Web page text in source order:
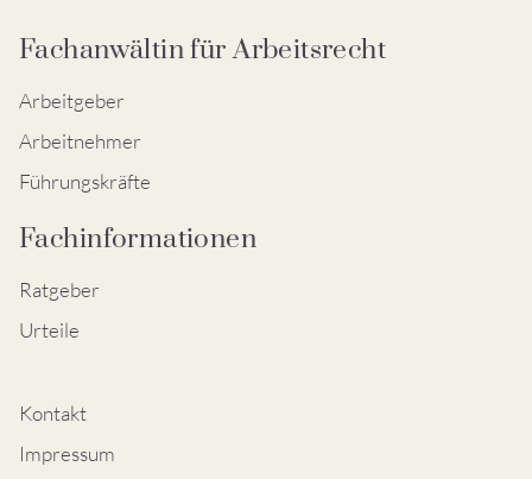
Fachanwältin für Arbeitsrecht
Arbeitgeber
Arbeitnehmer
Führungskräfte
Fachinformationen
Ratgeber
Urteile
Kontakt
Impressum